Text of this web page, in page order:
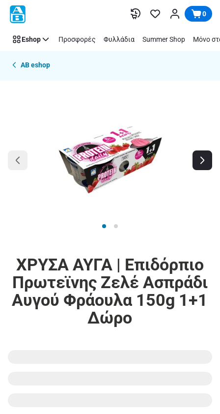
Παράλειψη 0
Eshop Προσφορές Φυλλάδια Summer Shop Μόνο
AB eshop
ΧΡΥΣΑ ΑΥΓΑ | Επιδόρπιο
Πρωτεϊνης Ζελέ Ασπράδι
Αυγού Φράουλα 150g 1+1
Δώρο